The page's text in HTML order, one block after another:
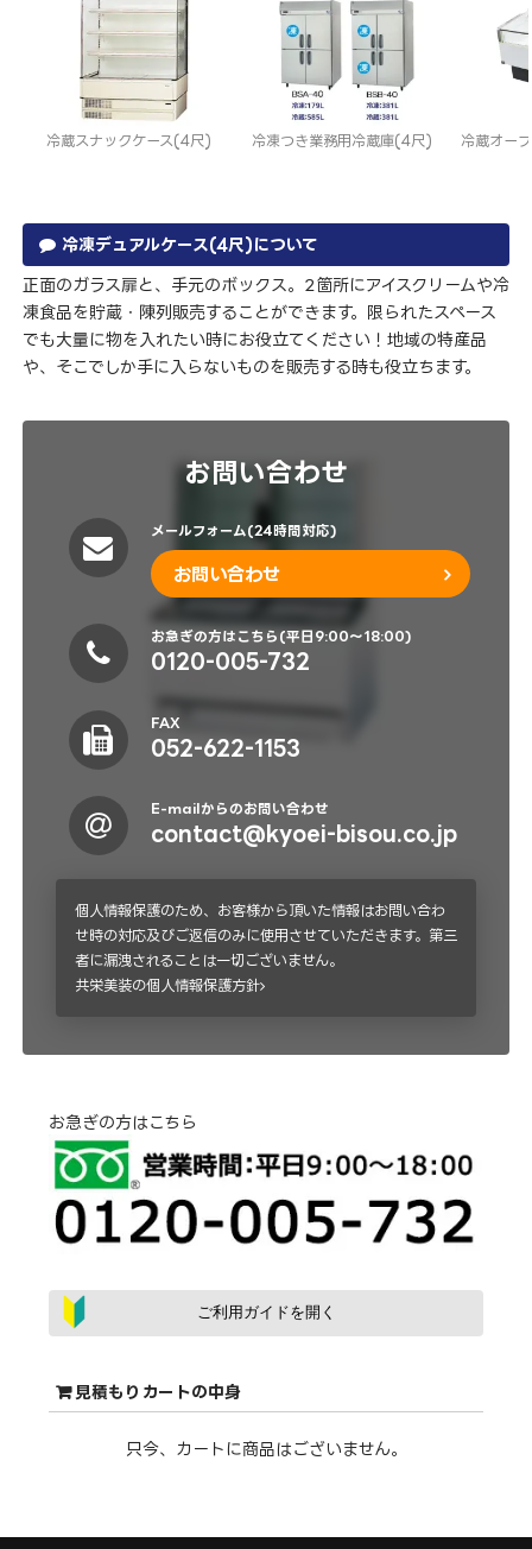
冷蔵スナックケース(4尺) 冷凍つき業務用冷蔵庫(4尺) 冷蔵オー
冷凍デュアルケース(4尺)について
正面のガラス扉と、手元のボックス。2箇所にアイスクリームや冷
凍食品を貯蔵・陳列販売することができます。限られたスペース
でも大量に物を入れたい時にお役立てください！地域の特産品
や、そこでしか手に入らないものを販売する時も役立ちます。
お問い合わせ
メールフォーム(24時間対応)
お問い合わせ
お急ぎの方はこちら(平日9:00～18:00)
0120-005-732
FAX
052-622-1153
E-mailからのお問い合わせ
contact@kyoei-bisou.co.jp
個人情報保護のため、お客様から頂いた情報はお問い合わ
せ時の対応及びご返信のみに使用させていただきます。第三
者に漏洩されることは一切ございません。
共栄美装の個人情報保護方針
お急ぎの方はこちら
ご利用ガイドを開く
見積もりカートの中身
只今、カートに商品はございません。